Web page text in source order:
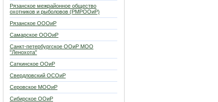
Рязанское межрайонное общество
охотников и рыболовов (РМРООиР)
Рязанское ОООиР
Самарское ОООиР
Санкт-петербургское ООиР МОО
"Ленохота"
Саткинское ООиР
Свердловский ОСОиР
Серовское МООиР
Сибирское ООиР